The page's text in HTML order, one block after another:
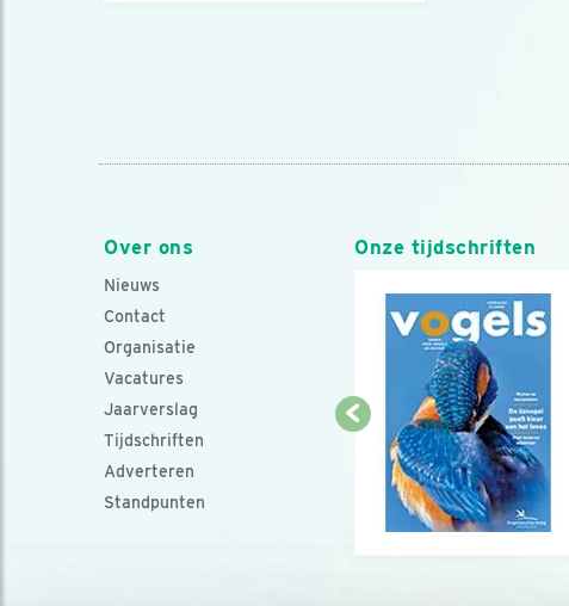
Over ons
Nieuws
Contact
Organisatie
Vacatures
Jaarverslag
Tijdschriften
Adverteren
Standpunten
Onze tijdschriften